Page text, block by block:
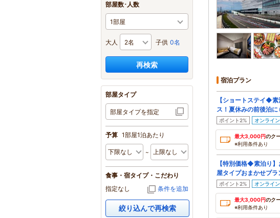
部屋数･人数
大人 子供 0名
再検索
部屋タイプ
部屋タイプを指定
予算 1部屋1泊あたり
食事・宿タイプ・こだわり
指定なし
条件を追加
絞り込んで再検索
宿泊プラン
【ショートステイ◆
ス！夏休みの前後泊に
ポイント2% オンライ
最大3,000円のク
※利用条件あり
【特別価格◆素泊り
屋タイプおまかせプラ
ポイント2% オンライ
最大3,000円のク
※利用条件あり